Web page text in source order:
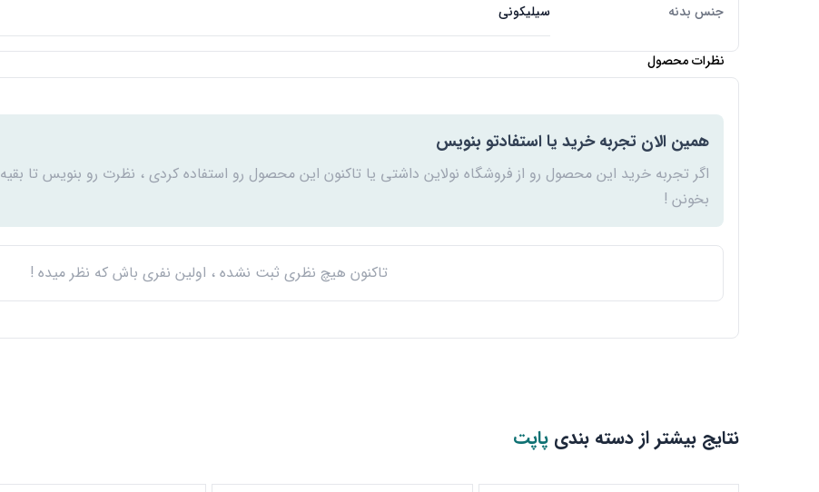
جنس بدنه سیلیکونی
نظرات محصول
همین الان تجربه خرید یا استفادتو بنویس
اگر تجربه خرید این محصول رو از فروشگاه نولاین داشتی یا تاکنون این محصول رو استفاده کردی ، نظرت رو بنویس تا بقیه
بخونن !
تاکنون هیچ نظری ثبت نشده ، اولین نفری باش که نظر میده !
نتایج بیشتر از دسته بندی پاپت